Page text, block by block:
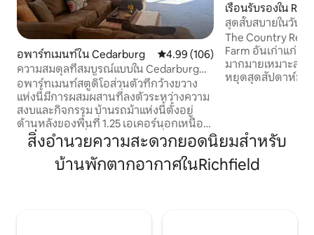
อพาร์ทเมนท์ใน Cedarburg คะแนนเฉลี่ย 4.99 จาก 5, 106 รีวิว
4.99 (106)
ความสมดุลที่สมบูรณ์แบบใน Cedarburg
Gem
อพาร์ทเมนท์สตูดิโอส่วนตัวที่กว้างขวาง
แห่งนี้มีการผสมผสานที่ลงตัวระหว่างความ
สงบและกิจกรรม บ้านรถม้าแห่งนี้ตั้งอยู่
ด้านหลังของพื้นที่ 1.25 เอเคอร์นอกเหนือ
จากบ้านไร่หินที่น่ารักในปี 1862 ที่มองเห็นได้
เป็นสถานที่พักผ่อนที่เงียบสงบห่างจาก
Cedarburg อันเก่าแก่ที่คึกคักเพียงไม่กี่นาที
เรือนรับรองใน
สุดสัับสบายในวัน
เข้าพักระยะยาว พ
สะดวกครบครัน
The Country
Farm อันเก่าแก่อ
มากมายเหมาะสำ
หยุดสุดสัปดาห์ของ
ดื่มด่ำกับกิจกรรม
เรามีห้องนอนที่สว
เล่นพร้อมโซฟาป
สามารถใช้เป็นห้อ
สิ่งอำนวยความสะดวกยอดนิยมสำหรับ
บ้านพักตากอากาศในRichfield